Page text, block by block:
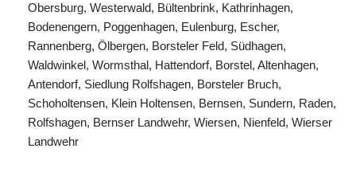
Obersburg, Westerwald, Bültenbrink, Kathrinhagen,
Bodenengern, Poggenhagen, Eulenburg, Escher,
Rannenberg, Ölbergen, Borsteler Feld, Südhagen,
Waldwinkel, Wormsthal, Hattendorf, Borstel, Altenhagen,
Antendorf, Siedlung Rolfshagen, Borsteler Bruch,
Schoholtensen, Klein Holtensen, Bernsen, Sundern, Raden,
Rolfshagen, Bernser Landwehr, Wiersen, Nienfeld, Wierser
Landwehr